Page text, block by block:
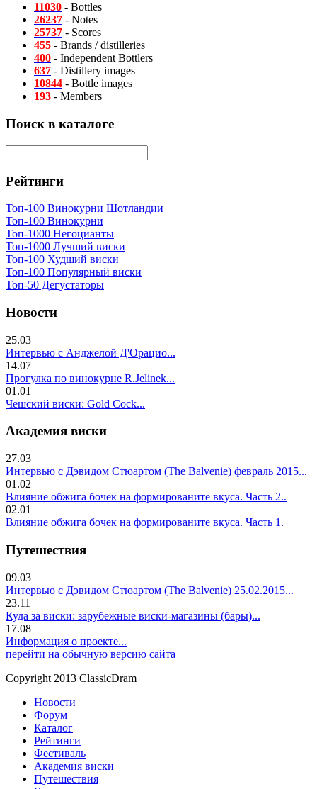
11030 - Bottles
26237 - Notes
25737 - Scores
455 - Brands / distilleries
400 - Independent Bottlers
637 - Distillery images
10844 - Bottle images
193 - Members
Поиск в каталоге
Рейтинги
Топ-100 Винокурни Шотландии
Топ-100 Винокурни
Топ-1000 Негоцианты
Топ-1000 Лучший виски
Топ-100 Худший виски
Топ-100 Популярный виски
Топ-50 Дегустаторы
Новости
25.03
Интервью с Анджелой Д'Орацио...
14.07
Прогулка по винокурне R.Jelinek...
01.01
Чешский виски: Gold Cock...
Академия виски
27.03
Интервью с Дэвидом Стюартом (The Balvenie) февраль 2015...
01.02
Влияние обжига бочек на формированите вкуса. Часть 2..
02.01
Влияние обжига бочек на формированите вкуса. Часть 1.
Путешествия
09.03
Интервью с Дэвидом Стюартом (The Balvenie) 25.02.2015...
23.11
Куда за виски: зарубежные виски-магазины (бары)...
17.08
Информация о проекте...
перейти на обычную версию сайта
Copyright 2013 ClassicDram
Новости
Форум
Каталог
Рейтинги
Фестиваль
Академия виски
Путешествия